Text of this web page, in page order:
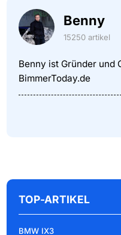
Benny
15250 artikel
Benny ist Gründer und
BimmerToday.de
TOP-ARTIKEL
BMW IX3